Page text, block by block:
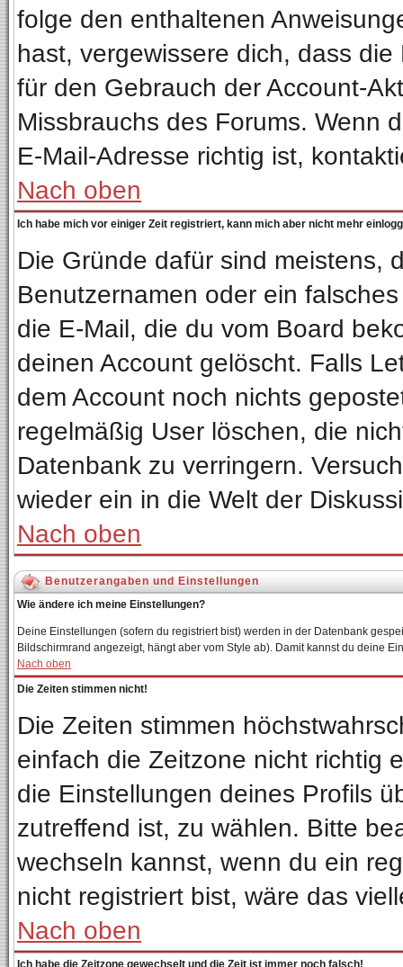
folge den enthaltenen
hast, vergewissere dich, dass
für den Gebrauch der Account-
Missbrauchs des Forums. Wenn
E-Mail-Adresse richtig ist,
Nach oben
Ich habe mich vor einiger Zeit registriert, kann mich aber nicht mehr
Die Gründe dafür sind meistens,
Benutzernamen oder ein
die E-Mail, die du vom Board
deinen Account gelöscht. Falls
dem Account noch nichts
regelmäßig User löschen, die
Datenbank zu verringern.
wieder ein in die Welt der
Nach oben
Benutzerangaben und Einstellungen
Wie ändere ich meine Einstellungen?
Deine Einstellungen (sofern du registriert bist) werden in der Datenbank
Bildschirmrand angezeigt, hängt aber vom Style ab). Damit kannst du deine
Nach oben
Die Zeiten stimmen nicht!
Die Zeiten stimmen
einfach die Zeitzone nicht richtig
die Einstellungen deines Profils
zutreffend ist, zu wählen. Bitte
wechseln kannst, wenn du ein
nicht registriert bist, wäre das
Nach oben
Ich habe die Zeitzone gewechselt und die Zeit ist immer noch falsch!